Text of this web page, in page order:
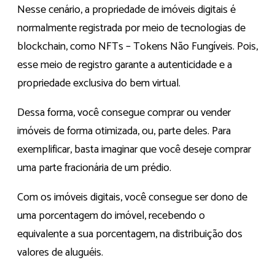
Nesse cenário, a propriedade de imóveis digitais é
normalmente registrada por meio de tecnologias de
blockchain, como NFTs – Tokens Não Fungíveis. Pois,
esse meio de registro garante a autenticidade e a
propriedade exclusiva do bem virtual.
Dessa forma, você consegue comprar ou vender
imóveis de forma otimizada, ou, parte deles. Para
exemplificar, basta imaginar que você deseje comprar
uma parte fracionária de um prédio.
Com os imóveis digitais, você consegue ser dono de
uma porcentagem do imóvel, recebendo o
equivalente a sua porcentagem, na distribuição dos
valores de aluguéis.